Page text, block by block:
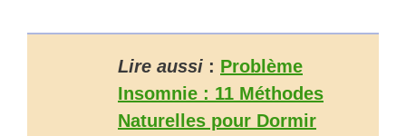
Lire aussi : Problème
Insomnie : 11 Méthodes
Naturelles pour Dormir